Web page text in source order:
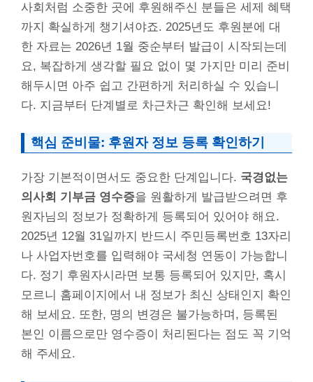
사회처럼 소중한 곳에 후원해주신 분들은 세제 혜택
까지 확실하게 챙기셔야죠. 2025년도 후원분에 대
한 자료는 2026년 1월 중순부터 발급이 시작되는데
요, 복잡하게 생각할 필요 없이 몇 가지만 미리 준비
해두시면 아주 쉽고 간편하게 처리하실 수 있습니
다. 지금부터 단계별로 차근차근 확인해 보세요!
핵심 준비물: 후원자 정보 등록 확인하기
가장 기본적이면서도 중요한 단계입니다. 국경없는
의사회 기부금 영수증을 원활하게 발급받으려면 후
원자님의 정보가 정확하게 등록되어 있어야 해요.
2025년 12월 31일까지 반드시 주민등록번호 13자리
나 사업자번호를 입력해야 국세청 연동이 가능합니
다. 정기 후원자시라면 보통 등록되어 있지만, 혹시
모르니 홈페이지에서 내 정보가 최신 상태인지 확인
해 보세요. 또한, 명의 변경은 불가능하며, 등록된
본인 이름으로만 영수증이 처리된다는 점도 꼭 기억
해 주세요.